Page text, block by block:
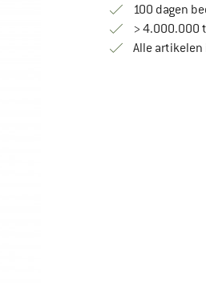
100 dagen
> 4.000.000
Alle artikelen